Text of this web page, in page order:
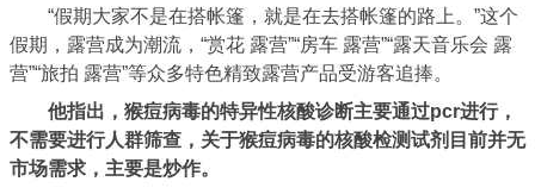
“假期大家不是在搭帐篷，就是在去搭帐篷的路上。”这个
假期，露营成为潮流，“赏花 露营”“房车 露营”“露天音乐会 露
营”“旅拍 露营”等众多特色精致露营产品受游客追捧。
他指出，猴痘病毒的特异性核酸诊断主要通过pcr进行，
不需要进行人群筛查，关于猴痘病毒的核酸检测试剂目前并无
市场需求，主要是炒作。